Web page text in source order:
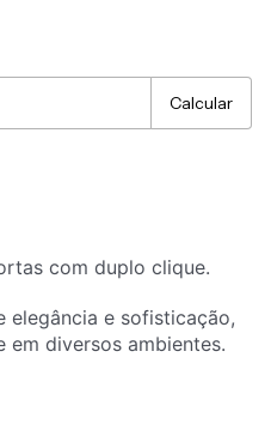
Calcular
com duplo clique.
elegância e sofisticação,
diversos ambientes.